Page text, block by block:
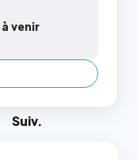
venir
Suiv.